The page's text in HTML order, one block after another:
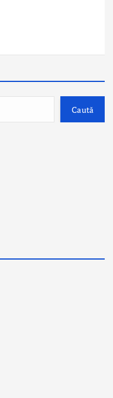
Caută